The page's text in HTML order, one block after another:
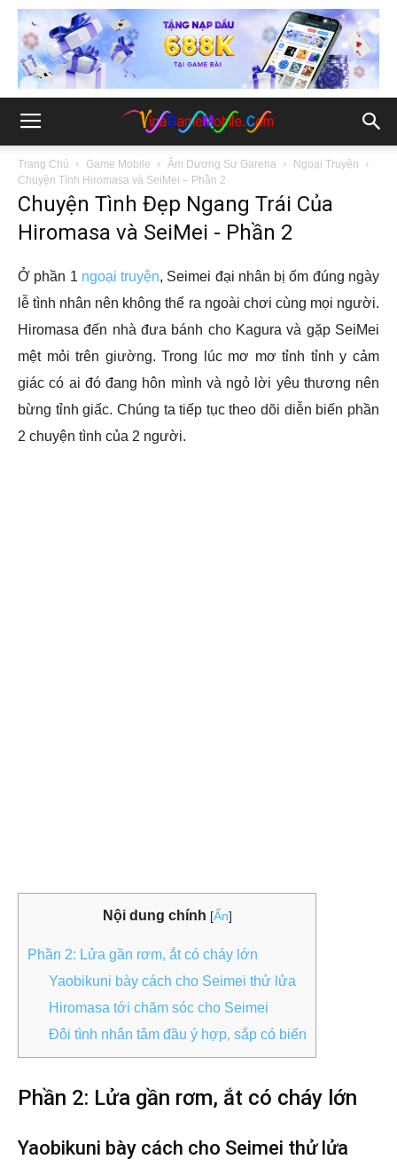
Trang Chủ Game Mobile Âm Dương Sư Garena
Ngoại Truyện
Chuyện Tình Hiromasa và SeiMei – Phần 2
Chuyện Tình Đẹp Ngang Trái Của
Hiromasa và SeiMei - Phần 2
Ở phần 1 ngoại truyện, Seimei đại nhân bị ốm đúng ngày
lễ tình nhân nên không thể ra ngoài chơi cùng mọi người.
Hiromasa đến nhà đưa bánh cho Kagura và gặp SeiMei
mệt mỏi trên giường. Trong lúc mơ mơ tỉnh tỉnh y cảm
giác có ai đó đang hôn mình và ngỏ lời yêu thương nên
bừng tỉnh giấc. Chúng ta tiếp tục theo dõi diễn biến phần
2 chuyện tình của 2 người.
Nội dung chính [Ẩn]
Phần 2: Lửa gần rơm, ắt có cháy lớn
Yaobikuni bày cách cho Seimei thử lửa
Hiromasa tới chăm sóc cho Seimei
Đôi tình nhân tâm đầu ý hợp, sắp có biến
Phần 2: Lửa gần rơm, ắt có cháy lớn
Yaobikuni bày cách cho Seimei thử lửa